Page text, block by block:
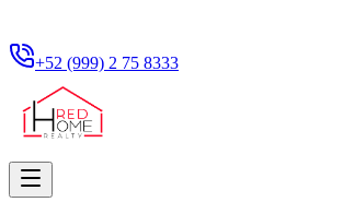
+52 (999) 2 75 8333